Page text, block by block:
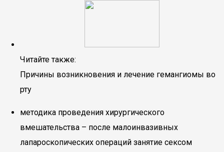
Читайте также:
Причины возникновения и лечение гемангиомы во
рту
методика проведения хирургического
вмешательства – после малоинвазивных
лапароскопических операций занятие сексом